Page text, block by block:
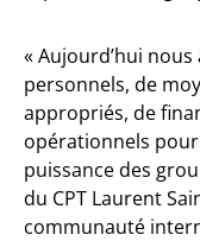
« Aujourd’hui
personnels, de
appropriés, de
opérationnels
puissance des
du CPT Laurent
communauté